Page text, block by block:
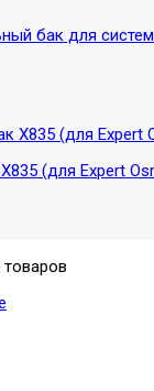
бак для
(для Expert
товаров